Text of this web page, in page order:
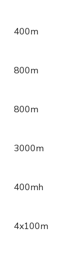
400m
800m
800m
3000m
400mh
4x100m